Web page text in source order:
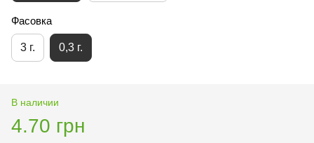
Фасовка
3 г. 0,3 г.
В наличии
4.70 грн